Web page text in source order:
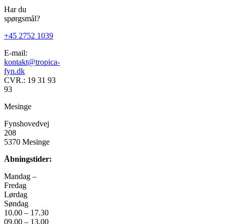
Har du
spørgsmål?
+45 2752 1039
E-mail:
kontakt@tropica-
fyn.dk
CVR.: 19 31 93
93
Mesinge
Fynshovedvej
208
5370 Mesinge
Åbningstider:
Mandag –
Fredag
Lørdag
Søndag
10.00 – 17.30
09.00 – 13.00